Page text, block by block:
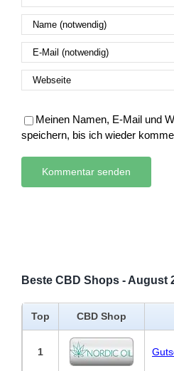
Meinen Namen, E-Mail und
speichern, bis ich wieder
Beste CBD Shops - August
Top CBD Shop
1